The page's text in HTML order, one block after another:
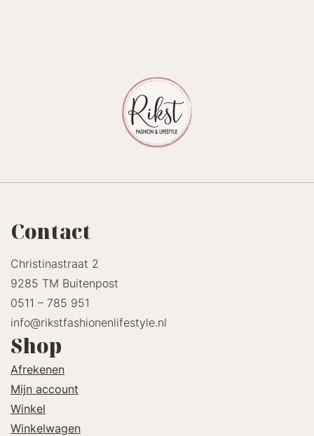
Contact
Christinastraat 2
9285 TM Buitenpost
0511 – 785 951
info@rikstfashionenlifestyle.nl
Shop
Afrekenen
Mijn account
Winkel
Winkelwagen